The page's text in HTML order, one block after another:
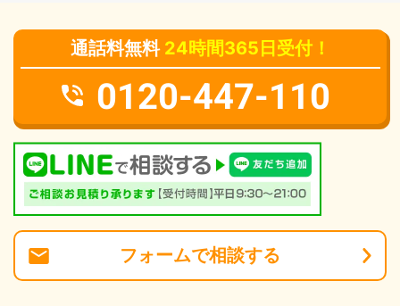
通話料無料 24時間365日受付！
0120-447-110
フォームで相談する